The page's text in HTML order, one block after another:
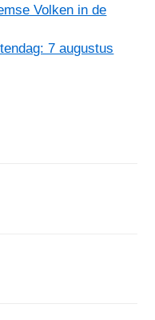
Volken in de
7 augustus